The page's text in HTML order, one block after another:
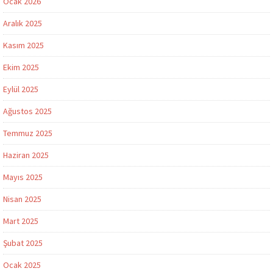
Aralık 2025
Kasım 2025
Ekim 2025
Eylül 2025
Ağustos 2025
Temmuz 2025
Haziran 2025
Mayıs 2025
Nisan 2025
Mart 2025
Şubat 2025
Ocak 2025